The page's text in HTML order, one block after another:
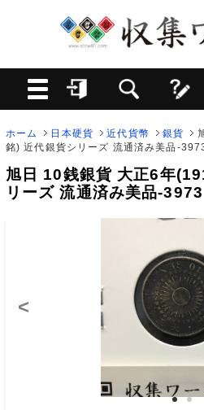
ホーム 日本硬貨 近代貨幣 銀貨
銘) 近代銀貨シリーズ 流通済み美品-
旭日 10銭銀貨 大正6年
リーズ 流通済み美品-3973
<